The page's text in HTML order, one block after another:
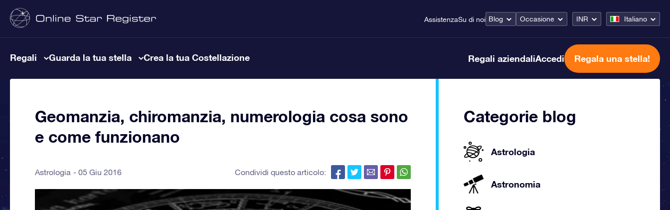
AssistenzaSu di noi Blog Occasione INR Italiano
Regali Guarda la tua stella Crea la tua Costellazione Regali aziendaliAccedi Regala una stella!
Geomanzia, chiromanzia, numerologia cosa sono
e come funzionano
Astrologia 05 Giu 2016 Condividi questo articolo:
Categorie blog
Astrologia
Astronomia